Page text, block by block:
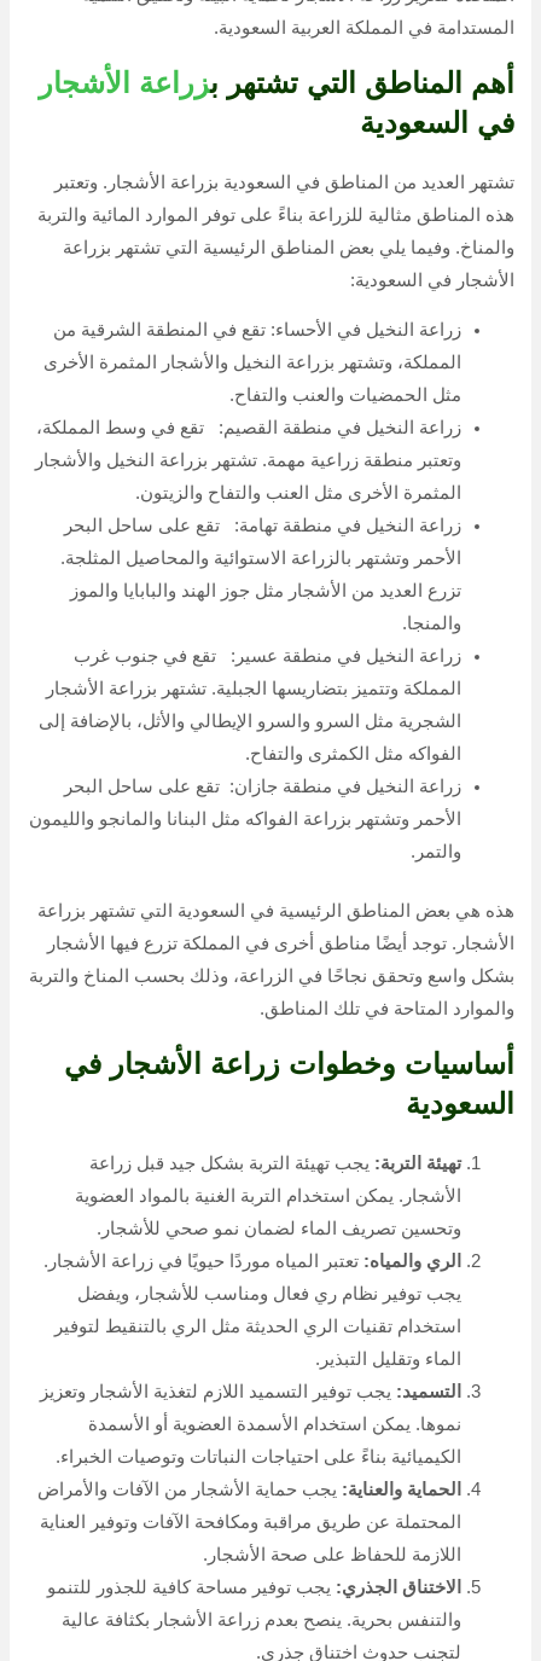
المستدامة في المملكة العربية السعودية.
أهم المناطق التي تشتهر بزراعة الأشجار
في السعودية
تشتهر العديد من المناطق في السعودية بزراعة الأشجار. وتعتبر
هذه المناطق مثالية للزراعة بناءً على توفر الموارد المائية والتربة
والمناخ. وفيما يلي بعض المناطق الرئيسية التي تشتهر بزراعة
الأشجار في السعودية:
زراعة النخيل في الأحساء: تقع في المنطقة الشرقية من
المملكة، وتشتهر بزراعة النخيل والأشجار المثمرة الأخرى
مثل الحمضيات والعنب والتفاح.
زراعة النخيل في منطقة القصيم: تقع في وسط المملكة،
وتعتبر منطقة زراعية مهمة. تشتهر بزراعة النخيل والأشجار
المثمرة الأخرى مثل العنب والتفاح والزيتون.
زراعة النخيل في منطقة تهامة: تقع على ساحل البحر
الأحمر وتشتهر بالزراعة الاستوائية والمحاصيل المثلجة.
تزرع العديد من الأشجار مثل جوز الهند والبابايا والموز
والمنجا.
زراعة النخيل في منطقة عسير: تقع في جنوب غرب
المملكة وتتميز بتضاريسها الجبلية. تشتهر بزراعة الأشجار
الشجرية مثل السرو والسرو الإيطالي والأثل، بالإضافة إلى
الفواكه مثل الكمثرى والتفاح.
زراعة النخيل في منطقة جازان: تقع على ساحل البحر
الأحمر وتشتهر بزراعة الفواكه مثل البنانا والمانجو والليمون
والتمر.
هذه هي بعض المناطق الرئيسية في السعودية التي تشتهر بزراعة
الأشجار. توجد أيضًا مناطق أخرى في المملكة تزرع فيها الأشجار
بشكل واسع وتحقق نجاحًا في الزراعة، وذلك بحسب المناخ والتربة
والموارد المتاحة في تلك المناطق.
أساسيات وخطوات زراعة الأشجار في
السعودية
تهيئة التربة: يجب تهيئة التربة بشكل جيد قبل زراعة
الأشجار. يمكن استخدام التربة الغنية بالمواد العضوية
وتحسين تصريف الماء لضمان نمو صحي للأشجار.
الري والمياه:تعتبر المياه موردًا حيويًا في زراعة الأشجار.
يجب توفير نظام ري فعال ومناسب للأشجار، ويفضل
استخدام تقنيات الري الحديثة مثل الري بالتنقيط لتوفير
الماء وتقليل التبذير.
التسميد: يجب توفير التسميد اللازم لتغذية الأشجار وتعزيز
نموها. يمكن استخدام الأسمدة العضوية أو الأسمدة
الكيميائية بناءً على احتياجات النباتات وتوصيات الخبراء.
الحماية والعناية: يجب حماية الأشجار من الآفات والأمراض
المحتملة عن طريق مراقبة ومكافحة الآفات وتوفير العناية
اللازمة للحفاظ على صحة الأشجار.
الاختناق الجذري: يجب توفير مساحة كافية للجذور للتنمو
والتنفس بحرية. ينصح بعدم زراعة الأشجار بكثافة عالية
لتجنب حدوث اختناق جذري.